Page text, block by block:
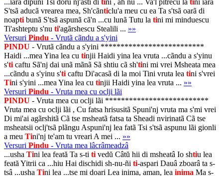
S'tsã aducã vrearea mea, Sh'cãnticlu'a meu cu ea Ta s'tsã oarã di
noapti bunã S'tsã aspunã cã'n ...cu lunã Tutu la tini mi minduescu
Ti'ashteptu s'nu ti'agãrshescu Stealili ... »»
Versuri Pindu - Vrutã cãndu a s'yini
PINDU - Vrutã cãndu a s'yini **************************
Haidi ...mea Yina lea cu tinjii Haidi yina lea vruta ...cãndu a s'yinu
s'ti caftu Sã'nj dai unã mãnã Sã shtiu cã sh'tini mi vrei Msheata mea
...cãndu a s'yinu s'ti caftu Di'acasã di la moi Tini vruta lea tini s'vrei
Tini s'yini ...mea Yina lea cu tinjii Haidi yina lea vruta ... »»
Versuri Pindu - Vruta mea cu oclji lãi
PINDU - Vruta mea cu oclji lãi **************************
Vruta mea cu oclji lãi , Cu fatsa hrisusitã Spuni'nj vruta ma s'mi vrei
Di mi'ai agãrshitã Cã tse msheatã fatsa ta Sheadi nvirinatã Cã tse
msheatsii oclj'tsã plãngu Aspuni'nj lea fatã Tsi s'tsã aspunu lãi gionli
a meu Tini'nj te'am tu vreari A mei ... »»
Versuri Pindu - Vruta mea lâcrâmeadzâ
...usha Tini lea feată Ta s-ti ti vedŭ Câtŭ hii di msheatâ Io shtiu lea
feată Yitrii ca ...hiu Hai dischidi sh-nu-ñi ti-aspari Dauâ zboarâ ta s-
tsâ ...usha Tini lea ...tse mi doari Lea inima, aman, lea inima Ma s-